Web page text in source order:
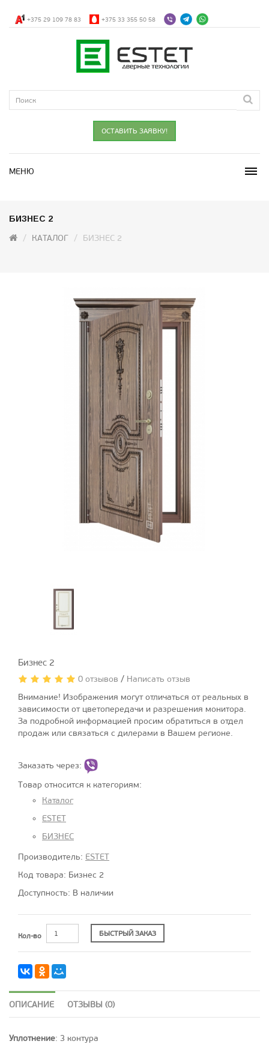
+375 29 109 78 83 +375 33 355 50 58
МЕНЮ
ОСТАВИТЬ ЗАЯВКУ!
БИЗНЕС 2
КАТАЛОГ БИЗНЕС 2
Бизнес 2
0 отзывов / Написать отзыв
Внимание! Изображения могут отличаться от реальных в
зависимости от цветопередачи и разрешения монитора.
За подробной информацией просим обратиться в отдел
продаж или связаться с дилерами в Вашем регионе.
Заказать через:
Товар относится к категориям:
Каталог
ESTET
БИЗНЕС
Производитель: ESTET
Код товара: Бизнес 2
Доступность: В наличии
Кол-во БЫСТРЫЙ ЗАКАЗ
ОПИСАНИЕ ОТЗЫВЫ (0)
Уплотнение: 3 контура